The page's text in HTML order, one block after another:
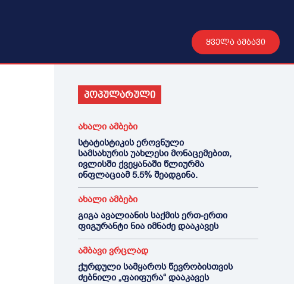
ყველა ამბავი
პოპულარული
ახალი ამბები
სტატისტიკის ეროვნული
სამსახურის უახლესი მონაცემებით,
ივლისში ქვეყანაში წლიურმა
ინფლაციამ 5.5% შეადგინა.
ახალი ამბები
გიგა ავალიანის საქმის ერთ-ერთი
ფიგურანტი ნია იმნაძე დააკავეს
ამბავი ვრცლად
ქურდული სამყაროს წევრობისთვის
ძებნილი „ფაიფურა“ დააკავეს